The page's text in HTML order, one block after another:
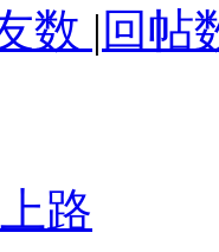
数 | 回帖
路